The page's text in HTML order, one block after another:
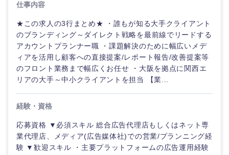
選択する
選択する
選択する
選択する
仕事内容
★この求人の3行まとめ★ ・誰もが知る大手クライアント
のブランディング～ダイレクト戦略を最前線でリードする
アカウントプランナー職 ・課題解決のために幅広いメデ
ィアを活用し顧客への直接提案/レポート報告/改善提案等
のフロント業務まで幅広くお任せ ・大阪を拠点に関西エ
リアの大手～中小クライアントを担当 【業...
経験・資格
応募資格 ▼必須スキル 総合広告代理店もしくはネット専
業代理店、メディア(広告媒体社)での営業/プランニング経
験 ▼歓迎スキル ・主要プラットフォームの広告運用経験